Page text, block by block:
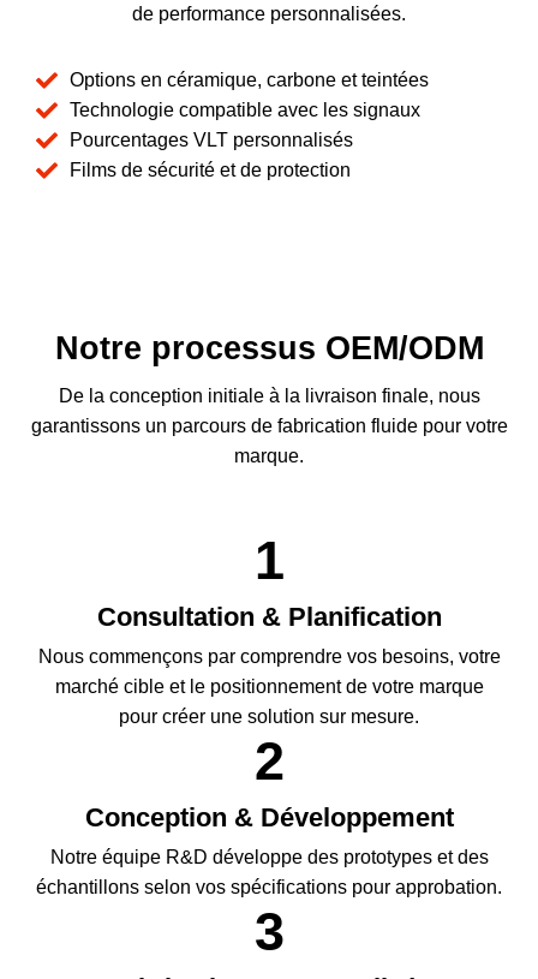
de performance personnalisées.
Options en céramique, carbone et teintées
Technologie compatible avec les signaux
Pourcentages VLT personnalisés
Films de sécurité et de protection
Notre processus OEM/ODM
De la conception initiale à la livraison finale, nous
garantissons un parcours de fabrication fluide pour votre
marque.
Consultation & Planification
Nous commençons par comprendre vos besoins, votre
marché cible et le positionnement de votre marque
pour créer une solution sur mesure.
Conception & Développement
Notre équipe R&D développe des prototypes et des
échantillons selon vos spécifications pour approbation.